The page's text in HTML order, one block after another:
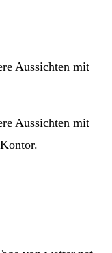
Aussichten mit
Aussichten mit